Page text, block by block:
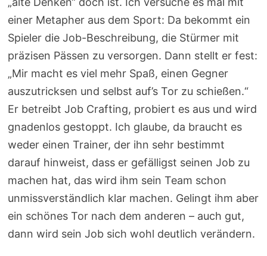
einer Metapher aus dem Sport: Da bekommt ein
Spieler die Job-Beschreibung, die Stürmer mit
präzisen Pässen zu versorgen. Dann stellt er fest:
„Mir macht es viel mehr Spaß, einen Gegner
auszutricksen und selbst auf’s Tor zu schießen.“
Er betreibt Job Crafting, probiert es aus und wird
gnadenlos gestoppt. Ich glaube, da braucht es
weder einen Trainer, der ihn sehr bestimmt
darauf hinweist, dass er gefälligst seinen Job zu
machen hat, das wird ihm sein Team schon
unmissverständlich klar machen. Gelingt ihm aber
ein schönes Tor nach dem anderen – auch gut,
dann wird sein Job sich wohl deutlich verändern.